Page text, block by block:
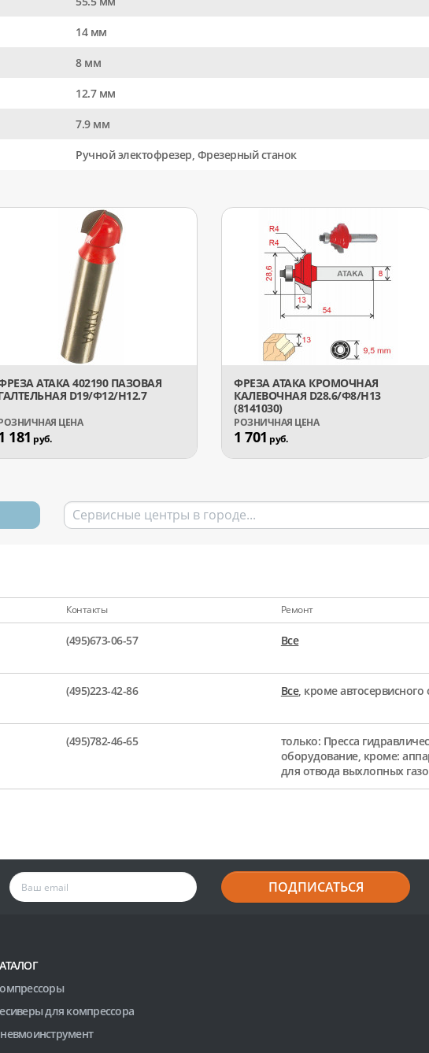
14 мм
8 мм
12.7 мм
7.9 мм
Ручной электофрезер, Фрезерный станок
АТАКА 402190 ПАЗОВАЯ
D19/Ф12/H12.7
181 руб.
ФРЕЗА АТАКА КРОМОЧНАЯ
КАЛЕВОЧНАЯ D28.6/Ф8/H13
(8141030)
1 701 руб.
Контакты Ремонт
(495)673-06-57 Все
(495)223-42-86 Все, кроме
(495)782-46-65
только: Пресса
оборудование, кроме:
для отвода выхлопных
ПОДПИСАТЬСЯ
для компрессора